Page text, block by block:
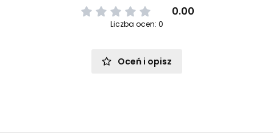
0.00
Liczba ocen: 0
Oceń i opisz